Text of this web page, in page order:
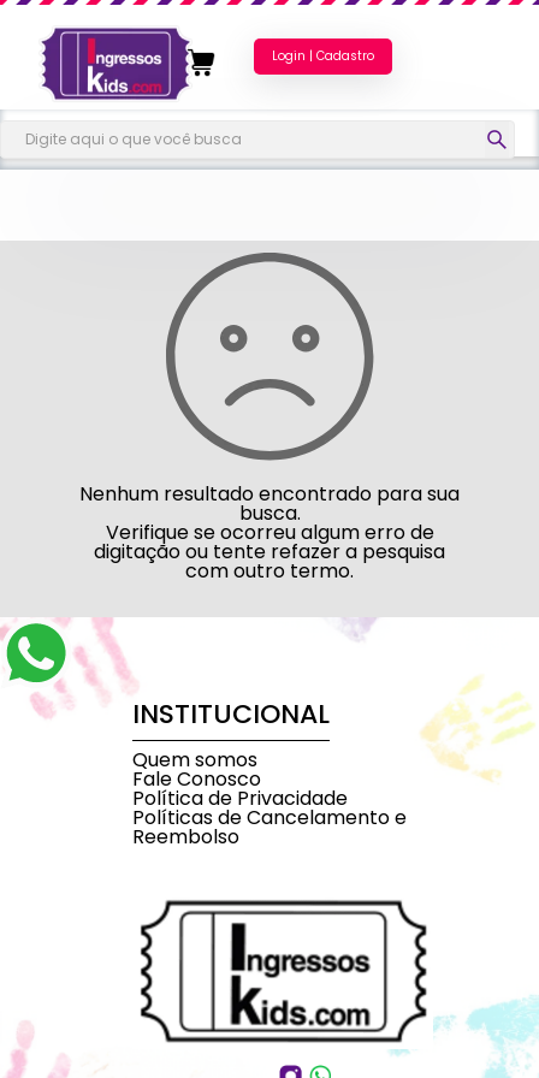
Login | Cadastro
Nenhum resultado encontrado para sua
busca.
Verifique se ocorreu algum erro de
digitação ou tente refazer a pesquisa
com outro termo.
INSTITUCIONAL
Quem somos
Fale Conosco
Política de Privacidade
Políticas de Cancelamento e
Reembolso